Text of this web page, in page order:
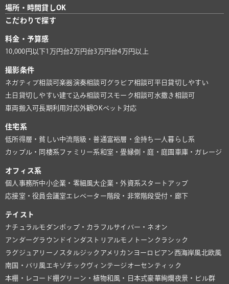
場所・時間貸しOK
こだわりで探す
料金・予算感
10,000円以下1万円台2万円台3万円台4万円以上
撮影条件
ネガティブ相談可楽器演奏相談可 グラビア相談可 平日貸切しやすい
土日貸切しやすい建て込み相談可 スモーク相談可 水撒き相談可
車両搬入可長期利用対応外観OKペット対応
住宅系
低所得層・貧しい中流階級・普通富裕層・金持ち 一人暮らし系
カップル・同棲系ファミリー系和室・畳縁側・庭・庭園 車庫・ガレージ
オフィス系
個人事務所中小企業・零細風大企業・外資系スタートアップ
応接室・役員会議室 エレベーター 階段・非常階段受付・廊下
テイスト
ナチュラルモダンポップ・カラフルサイバー・ネオン
アンダーグラウンド インダストリアルモノトーン クラシック
ラグジュアリー ノスタルジック アメリカン ヨーロピアン 西海岸風北欧風
南国・バリ風 エキゾチック ヴィンテージ オーセンティック
本棚・レコード棚グリーン・植物和風・日本式豪華絢爛夜景・ビル群